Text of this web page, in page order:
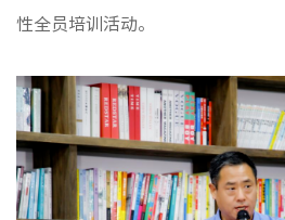
性全员培训活动。